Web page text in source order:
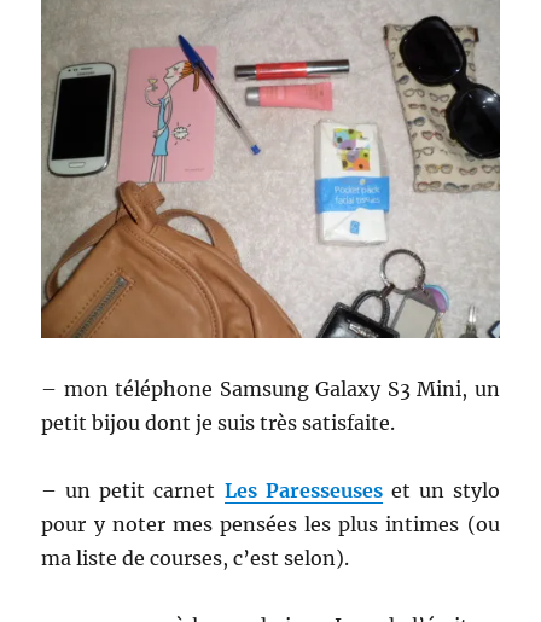
– mon téléphone Samsung Galaxy S3 Mini, un
petit bijou dont je suis très satisfaite.
– un petit carnet Les Paresseuseset un stylo
pour y noter mes pensées les plus intimes (ou
ma liste de courses, c’est selon).